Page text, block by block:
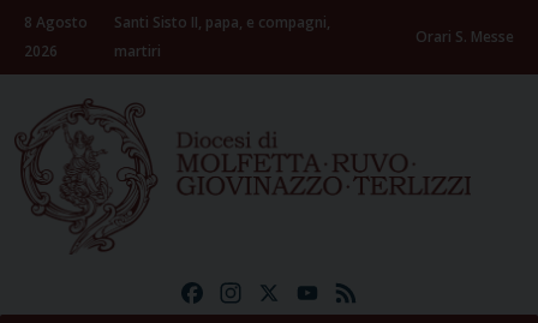
Skip
content
8 Agosto
2026
Santi Sisto II, papa, e compagni,
martiri
Orari S. Messe
FacebookInstagramYouTube